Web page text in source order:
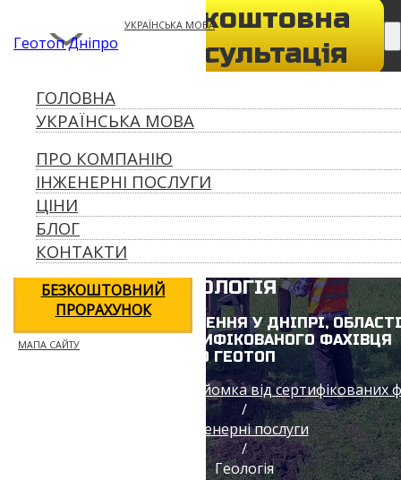
УКРАЇНСЬКА МОВА
Геотоп Дніпро
ПРО КОМПАНІЮ
ІНЖЕНЕРНІ
ПОСЛУГИ
ЦІНИ
БЛОГ
КОНТАКТИ
БЕЗКОШТОВНИЙ
ПРОРАХУНОК
МАПА САЙТУ
geotop056@gmail.com
Безкоштовна
консультація
ГОЛОВНА
УКРАЇНСЬКА МОВА
ПРО КОМПАНІЮ
ІНЖЕНЕРНІ ПОСЛУГИ
ЦІНИ
БЛОГ
КОНТАКТИ
ГЕОЛОГІЯ
ГЕОЛОГІЧНІ ДОСЛІДЖЕННЯ У ДНІПРІ,
УКРАЇНІ ВІД СЕРТИФІКОВАНОГО ФАХІВЦЯ
ООО ГЕОТОП
Геодезія геологія топозйомка від сертифікованих
/
Інженерні послуги
/
Геологія